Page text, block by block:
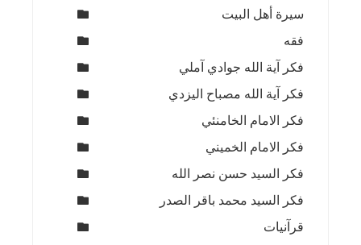
سيرة أهل البيت
فقه
فكر آية الله جوادي آملي
فكر آية الله مصباح اليزدي
فكر الامام الخامنئي
فكر الامام الخميني
فكر السيد حسن نصر الله
فكر السيد محمد باقر الصدر
قرآنيات